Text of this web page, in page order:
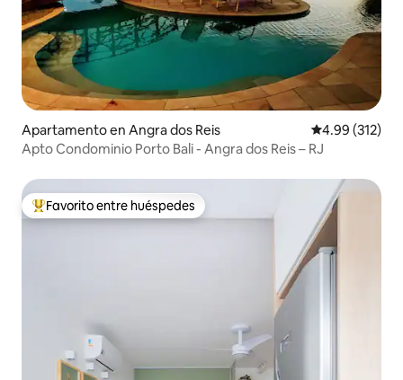
Apartamento en Angra dos Reis Calificación
4.99 (312)
Apto Condominio Porto Bali - Angra dos Reis – RJ
Favorito entre huéspedes preferido
Favorito entre huéspedes